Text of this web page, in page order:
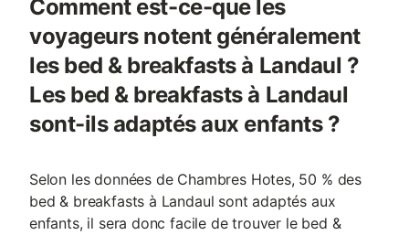
Comment est-ce-que les
voyageurs notent généralement
les bed & breakfasts à Landaul ?
Les bed & breakfasts à Landaul
sont-ils adaptés aux enfants ?
Selon les données de Chambres Hotes, 50 % des
bed & breakfasts à Landaul sont adaptés aux
enfants, il sera donc facile de trouver le bed &